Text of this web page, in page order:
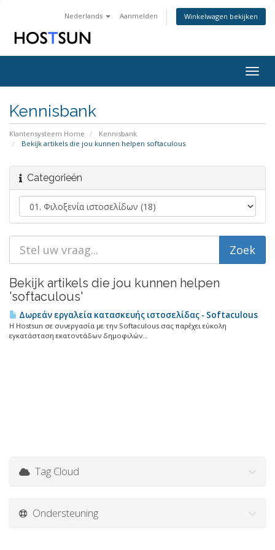
Nederlands Aanmelden Winkelwagen bekijken
Kennisbank
Klantensysteem Home
Kennisbank
Bekijk artikels die jou kunnen helpen softaculous
Categorieën
Bekijk artikels die jou kunnen helpen
'softaculous'
Δωρεάν εργαλεία κατασκευής ιστοσελίδας - Softaculous
Η Hostsun σε συνεργασία με την Softaculous σας παρέχει εύκολη
εγκατάσταση εκατοντάδων δημοφιλών...
Tag Cloud
Ondersteuning